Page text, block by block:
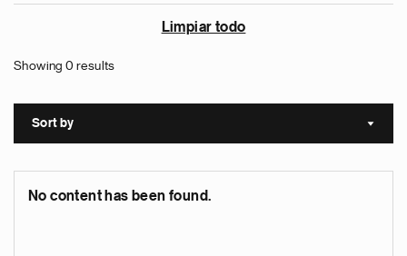
Limpiar todo
Showing 0 results
Sort by Sort
No content has been found.